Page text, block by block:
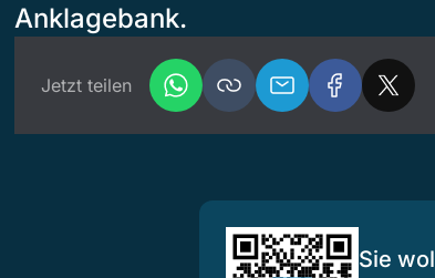
Anklagebank.
Jetzt teilen
Sie